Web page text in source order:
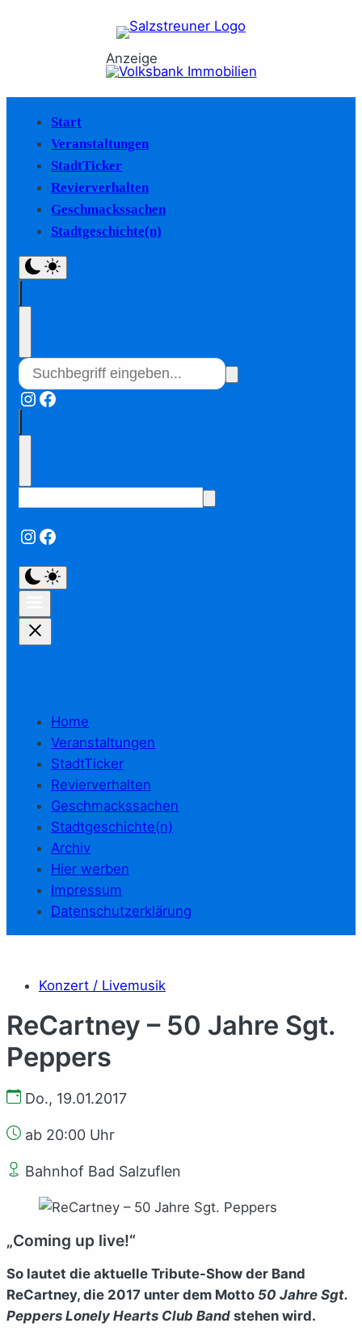
Anzeige
Start
Veranstaltungen
StadtTicker
Revierverhalten
Geschmackssachen
Stadtgeschichte(n)
Instagram
Facebook
Instagram
Facebook
Home
Veranstaltungen
StadtTicker
Revierverhalten
Geschmackssachen
Stadtgeschichte(n)
Archiv
Hier werben
Impressum
Datenschutzerklärung
Konzert / Livemusik
ReCartney – 50 Jahre Sgt.
Peppers
Do., 19.01.2017
ab 20:00 Uhr
Bahnhof Bad Salzuflen
„Coming up live!“
So lautet die aktuelle Tribute-Show der Band
ReCartney, die 2017 unter dem Motto 50 Jahre Sgt.
Peppers Lonely Hearts Club Band stehen wird.